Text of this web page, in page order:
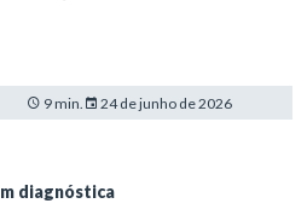
9 min. 24 de junho de 2026
diagnóstica